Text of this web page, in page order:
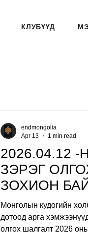
КЛУБҮҮД
2026.04.12
ЗЭРЭГ
ЗОХИОН
Монголын кудогийн
дотоод арга
олгох шалгалт 2026
endmongolia
Apr 13
1 min read